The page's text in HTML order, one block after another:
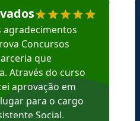
agradecimentos
Concursos
que
Através do curso
aprovação em
para o cargo
Social.